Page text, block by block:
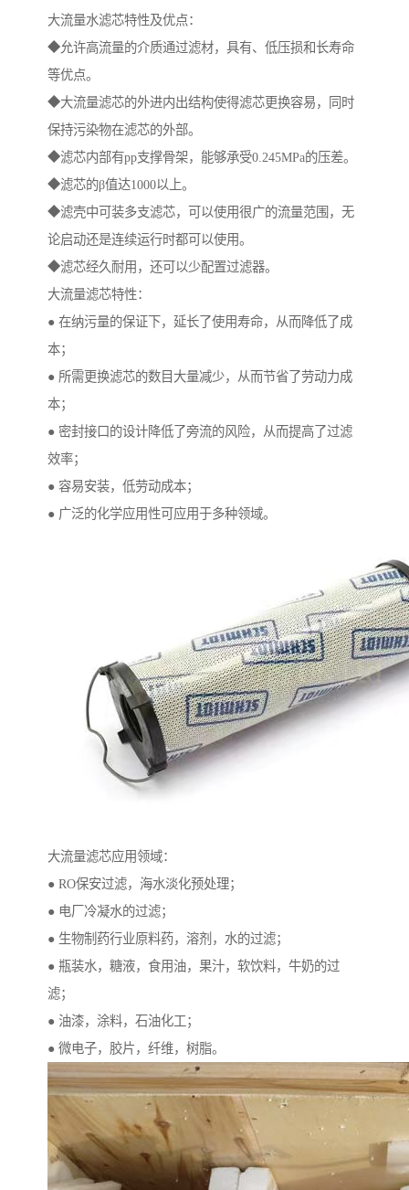
大流量水滤芯特性及优点：
◆允许高流量的介质通过滤材，具有、低压损和长寿命
等优点。
◆大流量滤芯的外进内出结构使得滤芯更换容易，同时
保持污染物在滤芯的外部。
◆滤芯内部有pp支撑骨架，能够承受0.245MPa的压差。
◆滤芯的β值达1000以上。
◆滤壳中可装多支滤芯，可以使用很广的流量范围，无
论启动还是连续运行时都可以使用。
◆滤芯经久耐用，还可以少配置过滤器。
大流量滤芯特性：
● 在纳污量的保证下，延长了使用寿命，从而降低了成
本；
● 所需更换滤芯的数目大量减少，从而节省了劳动力成
本；
● 密封接口的设计降低了旁流的风险，从而提高了过滤
效率；
● 容易安装，低劳动成本；
● 广泛的化学应用性可应用于多种领域。
大流量滤芯应用领域：
● RO保安过滤，海水淡化预处理；
● 电厂冷凝水的过滤；
● 生物制药行业原料药，溶剂，水的过滤；
● 瓶装水，糖液，食用油，果汁，软饮料，牛奶的过
滤；
● 油漆，涂料，石油化工；
● 微电子，胶片，纤维，树脂。